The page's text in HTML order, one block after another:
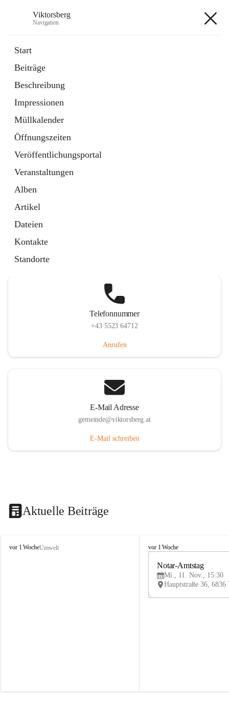
Viktorsberg
Navigation
Start
Beiträge
Beschreibung
Impressionen
Müllkalender
Öffnungszeiten
Veröffentlichungsportal
Veranstaltungen
Alben
Artikel
Dateien
Kontakte
Standorte
1 Schnellzugriff
Bürgerservice
10 Schnellzugriffe
Telefonnummer
+43 5523 64712
Anrufen
E-Mail Adresse
gemeinde@viktorsberg.at
E-Mail schreiben
Aktuelle Beiträge
V
vor 1 WocheUmwelt
V
vor 1 Woche
Notar-Amtstag
Mi., 11. Nov., 15:30